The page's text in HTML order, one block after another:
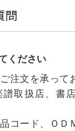
問
ください
注文を承って
譜取扱店、書
コード、ＯＤ